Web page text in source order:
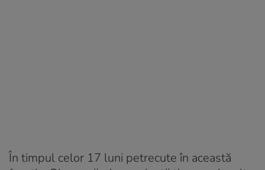
În timpul celor 17 luni petrecute în această